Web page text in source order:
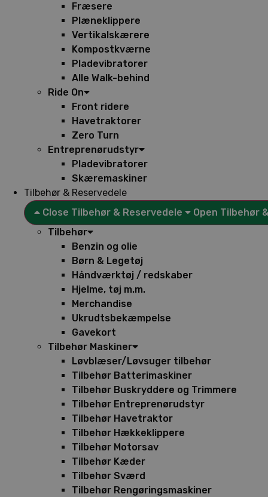
Fræsere
Plæneklippere
Vertikalskærere
Kompostkværne
Pladevibratorer
Alle Walk-behind
Ride On
Front ridere
Havetraktorer
Zero Turn
Entreprenørudstyr
Pladevibratorer
Skæremaskiner
Tilbehør & Reservedele
Close Tilbehør & Reservedele
Open Tilbehør
Tilbehør
Benzin og olie
Børn & Legetøj
Håndværktøj / redskaber
Hjelme, tøj m.m.
Merchandise
Ukrudtsbekæmpelse
Gavekort
Tilbehør Maskiner
Løvblæser/Løvsuger tilbehør
Tilbehør Batterimaskiner
Tilbehør Buskryddere og Trimmere
Tilbehør Entreprenørudstyr
Tilbehør Havetraktor
Tilbehør Hækkeklippere
Tilbehør Motorsav
Tilbehør Kæder
Tilbehør Sværd
Tilbehør Rengøringsmaskiner